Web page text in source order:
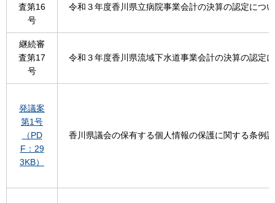
査第16
号
令和３年度香川県立病院事業会計の決算の認定につ
継続審
査第17
号
令和３年度香川県流域下水道事業会計の決算の認定
発議案
第1号
（PD
F：29
3KB）
香川県議会の保有する個人情報の保護に関する条例